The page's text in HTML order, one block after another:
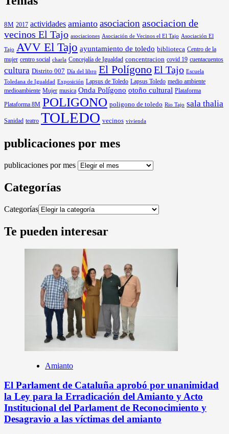
8M 2017 actividades amianto asociacion asociacion de
vecinos El Tajo asociaciones Asociación de Vecinos el El Tajo Asociación El
Tajo AVV El Tajo ayuntamiento de toledo biblioteca Centro de la
mujer centro social charla Concejalía de Igualdad concentracion covid 19 cuentacuentos
cultura Distrito 007 Día del libro El PolígonoEl Tajo Escuela
Toledana de Igualdad Exposición Lapsus de Toledo Lapsus Toledo medio ambiente
medioambiente Mujer musica Onda Polígono otoño cultural Plataforma
Plataforma 8M POLIGONO poligono de toledo Rio Tajo sala thalia
Sanidad teatro TOLEDO vecinos vivienda
publicaciones por mes
publicaciones por mes
Categorías
Categorías
Te pueden interesar
Amianto
El Parlament de Cataluña aprobó por unanimidad
la Ley para la Erradicación del Amianto y Acto
Institucional del Parlament de Reconocimiento y
Desagravio a las víctimas del amianto